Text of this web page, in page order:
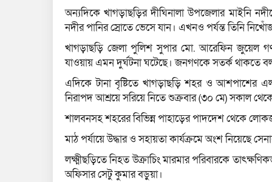
অন্যদিকে খাগড়াছড়ির দীঘিনালা উপজেলার মাইনি
নদীর পানির স্রোতে ভেসে যান। এখনও পর্যন্ত তিনি
খাগড়াছড়ি জেলা পুলিশ সুপার মো. আরেফিন জুয়েল
যাওয়ায় এমন দুর্ঘটনা ঘটেছে। জনগণকে সতর্ক থাকতে
এদিকে টানা বৃষ্টিতে খাগড়াছড়ি শহর ও আশপাশের
নিরাপদ আশ্রয়ে সরিয়ে নিতে শুক্রবার (৩০ মে) সকাল
শালবনসহ শহরের বিভিন্ন পাহাড়ের পাদদেশ থেকে
মাঠ পর্যায়ে উদ্ধার ও সহায়তা কার্যক্রমে অংশ নিয়েছে
লক্ষ্মীছড়িতে নিহত উক্রাচিং মারমার পরিবারকে
অফিসার সেটু কুমার বড়ুয়া।